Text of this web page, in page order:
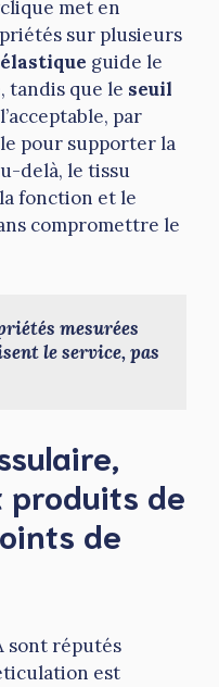
met en
sur plusieurs
guide le
tandis que le seuil
par
pour supporter la
delà, le tissu
fonction et le
compromettre le
mesurées
le service, pas
produits de
de
sont réputés
est